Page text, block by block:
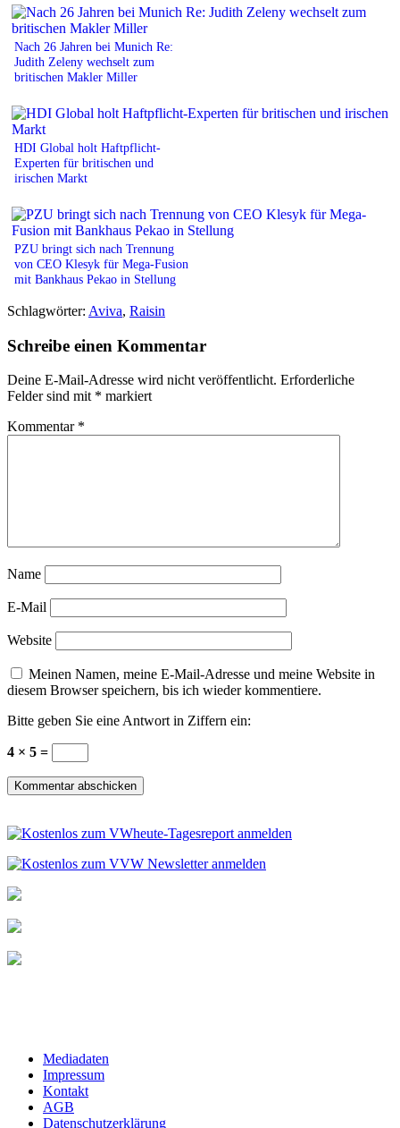
Nach 26 Jahren bei Munich Re:
Judith Zeleny wechselt zum
britischen Makler Miller
HDI Global holt Haftpflicht-
Experten für britischen und
irischen Markt
PZU bringt sich nach Trennung
von CEO Klesyk für Mega-Fusion
mit Bankhaus Pekao in Stellung
Schlagwörter: Aviva, Raisin
Schreibe einen Kommentar
Deine E-Mail-Adresse wird nicht veröffentlicht. Erforderliche
Felder sind mit * markiert
Kommentar *
Name
E-Mail
Website
Meinen Namen, meine E-Mail-Adresse und meine Website in
diesem Browser speichern, bis ich wieder kommentiere.
Bitte geben Sie eine Antwort in Ziffern ein:
4 × 5 =
Mediadaten
Impressum
Kontakt
AGB
Datenschutzerklärung